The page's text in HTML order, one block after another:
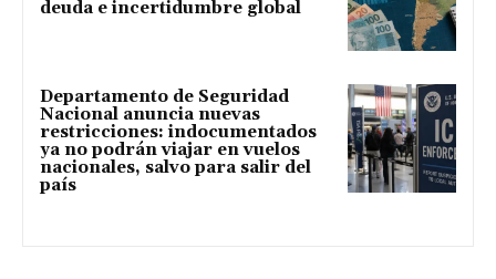
deuda e incertidumbre global
Departamento de Seguridad
Nacional anuncia nuevas
restricciones: indocumentados
ya no podrán viajar en vuelos
nacionales, salvo para salir del
país